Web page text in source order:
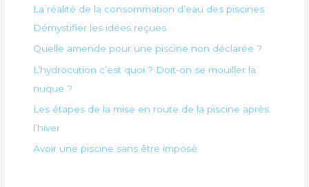
La réalité de la consommation d’eau des piscines :
Démystifier les idées reçues
Quelle amende pour une piscine non déclarée ?
L’hydrocution c’est quoi ? Doit-on se mouiller la
nuque ?
Les étapes de la mise en route de la piscine après
l’hiver
Avoir une piscine sans être imposé